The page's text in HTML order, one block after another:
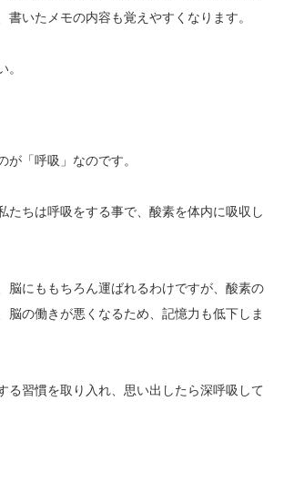
書いたメモの内容も覚えやすくなります。
。
が「呼吸」なのです。
たちは呼吸をする事で、酸素を体内に吸収し
脳にももちろん運ばれるわけですが、酸素の
脳の働きが悪くなるため、記憶力も低下しま
る習慣を取り入れ、思い出したら深呼吸して